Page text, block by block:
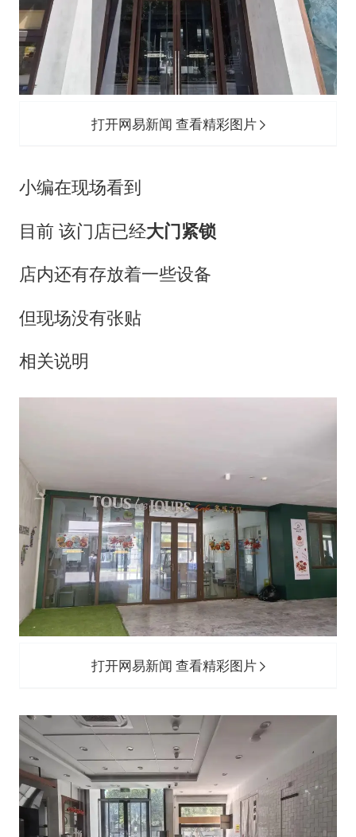
打开网易新闻 查看精彩图片
小编在现场看到
目前 该门店已经大门紧锁
店内还有存放着一些设备
但现场没有张贴
相关说明
打开网易新闻 查看精彩图片